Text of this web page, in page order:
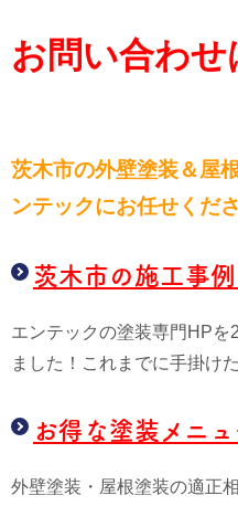
お問い合わせ
茨木市の外壁塗装＆屋
ンテックにお任せくだ
茨木市の施工事
エンテックの塗装専門HPを
ました！これまでに手掛け
お得な塗装メニ
外壁塗装・屋根塗装の適正